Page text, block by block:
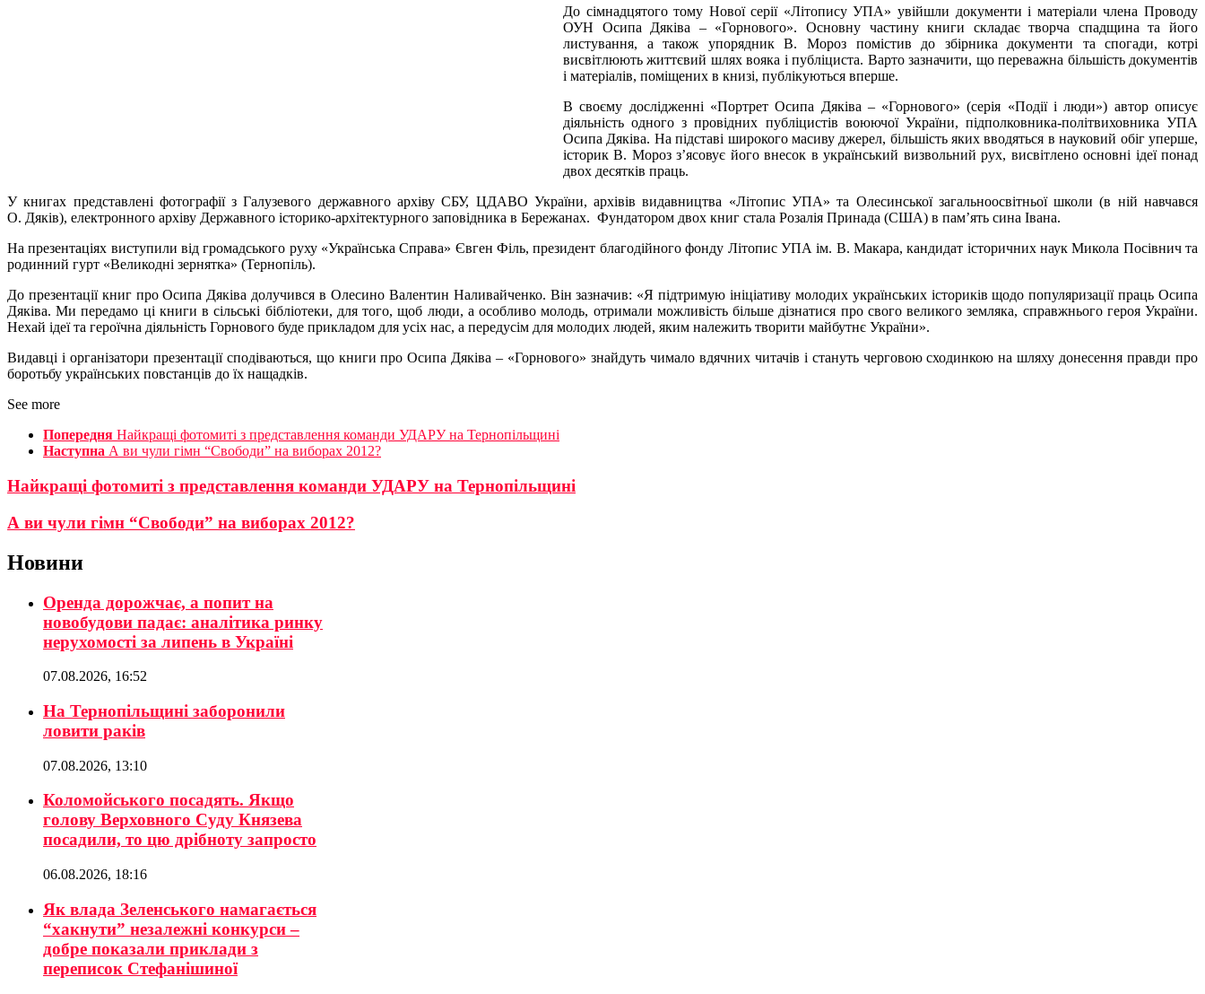
До сімнадцятого тому Нової серії «Літопису УПА» увійшли документи і матеріали члена Проводу
ОУН Осипа Дяківа – «Горнового». Основну частину книги складає творча спадщина та його
листування, а також упорядник В. Мороз помістив до збірника документи та спогади, котрі
висвітлюють життєвий шлях вояка і публіциста. Варто зазначити, що переважна більшість документів
і матеріалів, поміщених в книзі, публікуються вперше.
В своєму дослідженні «Портрет Осипа Дяківа – «Горнового» (серія «Події і люди») автор описує
діяльність одного з провідних публіцистів воюючої України, підполковника-політвиховника УПА
Осипа Дяківа. На підставі широкого масиву джерел, більшість яких вводяться в науковий обіг уперше,
історик В. Мороз з’ясовує його внесок в український визвольний рух, висвітлено основні ідеї понад
двох десятків праць.
У книгах представлені фотографії з Галузевого державного архіву СБУ, ЦДАВО України, архівів видавництва «Літопис УПА» та Олесинської загальноосвітньої школи (в ній навчався
О. Дяків), електронного архіву Державного історико-архітектурного заповідника в Бережанах. Фундатором двох книг стала Розалія Принада (США) в пам’ять сина Івана.
На презентаціях виступили від громадського руху «Українська Справа» Євген Філь, президент благодійного фонду Літопис УПА ім. В. Макара, кандидат історичних наук Микола Посівнич та
родинний гурт «Великодні зернятка» (Тернопіль).
До презентації книг про Осипа Дяківа долучився в Олесино Валентин Наливайченко. Він зазначив: «Я підтримую ініціативу молодих українських істориків щодо популяризації праць Осипа
Дяківа. Ми передамо ці книги в сільські бібліотеки, для того, щоб люди, а особливо молодь, отримали можливість більше дізнатися про свого великого земляка, справжнього героя України.
Нехай ідеї та героїчна діяльність Горнового буде прикладом для усіх нас, а передусім для молодих людей, яким належить творити майбутнє України».
Видавці і організатори презентації сподіваються, що книги про Осипа Дяківа – «Горнового» знайдуть чимало вдячних читачів і стануть черговою сходинкою на шляху донесення правди про
боротьбу українських повстанців до їх нащадків.
See more
Попередня Найкращі фотомиті з представлення команди УДАРУ на Тернопільщині
Наступна А ви чули гімн “Свободи” на виборах 2012?
Найкращі фотомиті з представлення команди УДАРУ на Тернопільщині
А ви чули гімн “Свободи” на виборах 2012?
Новини
Оренда дорожчає, а попит на
новобудови падає: аналітика ринку
нерухомості за липень в Україні
07.08.2026, 16:52
На Тернопільщині заборонили
ловити раків
07.08.2026, 13:10
Коломойського посадять. Якщо
голову Верховного Суду Князева
посадили, то цю дрібноту запросто
06.08.2026, 18:16
Як влада Зеленського намагається
“хакнути” незалежні конкурси –
добре показали приклади з
переписок Стефанішиної